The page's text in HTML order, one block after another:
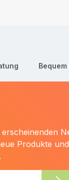
Produkte